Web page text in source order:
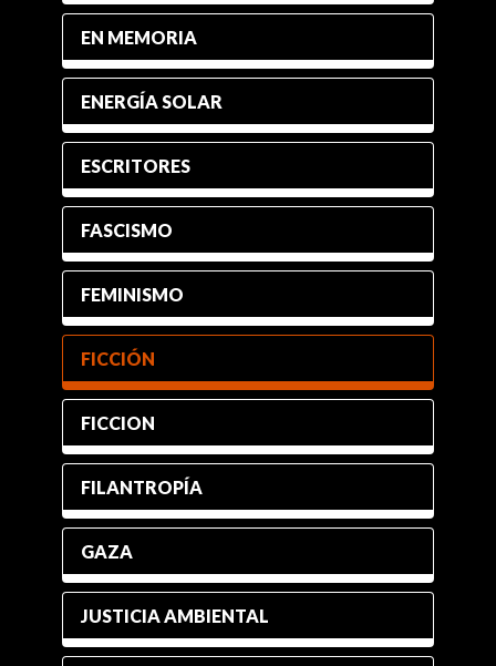
EN MEMORIA
ENERGÍA SOLAR
ESCRITORES
FASCISMO
FEMINISMO
FICCIÓN
FICCION
FILANTROPÍA
GAZA
JUSTICIA AMBIENTAL